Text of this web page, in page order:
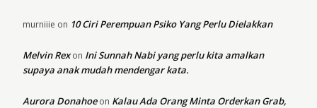
murniiie on 10 Ciri Perempuan Psiko Yang Perlu Dielakkan
Melvin Rexon Ini Sunnah Nabi yang perlu kita amalkan
supaya anak mudah mendengar kata.
Aurora Donahoeon Kalau Ada Orang Minta Orderkan Grab,